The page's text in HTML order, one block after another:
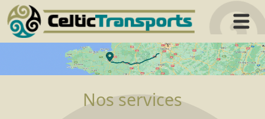
Aller
au
contenu
Nos services